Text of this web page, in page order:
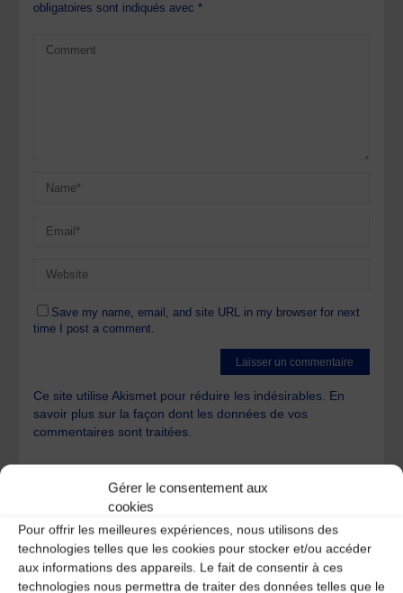
Gérer le consentement aux
cookies
Pour offrir les meilleures expériences, nous utilisons des
technologies telles que les cookies pour stocker et/ou accéder
aux informations des appareils. Le fait de consentir à ces
technologies nous permettra de traiter des données telles que le
obligatoires sont indiqués avec*
Save my name, email, and site URL in my browser for next
time I post a comment.
Ce site utilise Akismet pour réduire les indésirables. En
savoir plus sur la façon dont les données de vos
commentaires sont traitées.
A DECOUVRIR :